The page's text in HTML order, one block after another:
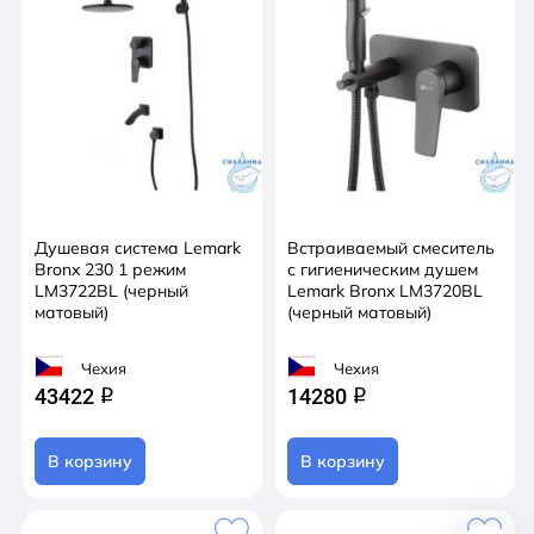
Душевая система Lemark
Bronx 230 1 режим
LM3722BL (черный
матовый)
Чехия
43422 q
В корзину
Встраиваемый смеситель
с гигиеническим душем
Lemark Bronx LM3720BL
(черный матовый)
Чехия
14280 q
В корзину